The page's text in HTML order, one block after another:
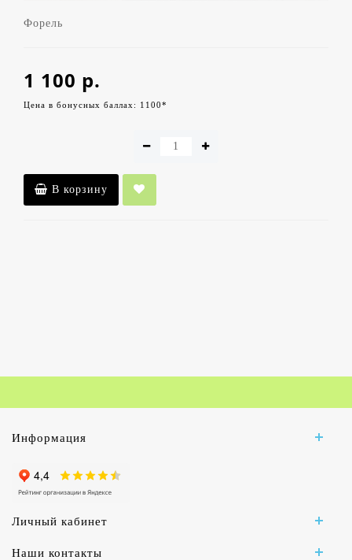
Форель
1 100 р.
Цена в бонусных баллах: 1100*
В корзину
Информация
Личный кабинет
Наши контакты